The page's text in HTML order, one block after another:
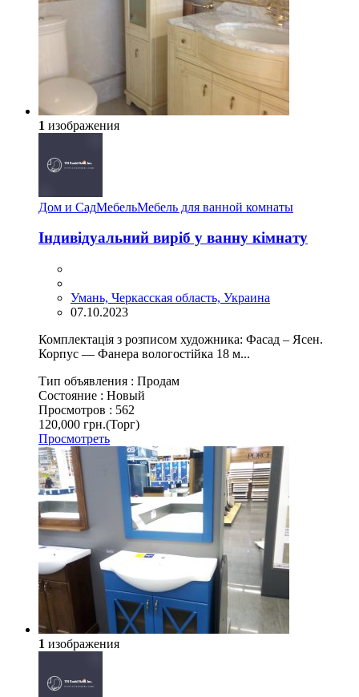
1 изображения
Дом и СадМебельМебель для ванной комнаты
Індивідуальний виріб у ванну кімнату
Умань, Черкасская область, Украина
07.10.2023
Комплектація з розписом художника: Фасад – Ясен.
Корпус ― Фанера вологостійка 18 м...
Тип объявления : Продам
Состояние : Новый
Просмотров : 562
120,000 грн.(Торг)
Просмотреть
1 изображения